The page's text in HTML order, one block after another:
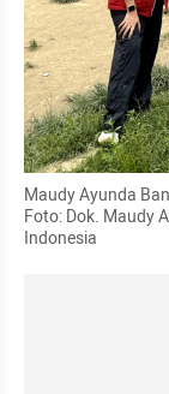
Maudy Ayunda
Foto: Dok. Maudy
Indonesia